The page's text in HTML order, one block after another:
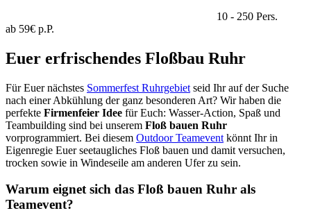
10 - 250 Pers.
ab 59€ p.P.
Euer erfrischendes Floßbau Ruhr
Für Euer nächstes Sommerfest Ruhrgebiet seid Ihr auf der Suche
nach einer Abkühlung der ganz besonderen Art? Wir haben die
perfekte Firmenfeier Idee für Euch: Wasser-Action, Spaß und
Teambuilding sind bei unserem Floß bauen Ruhr
vorprogrammiert. Bei diesem Outdoor Teamevent könnt Ihr in
Eigenregie Euer seetaugliches Floß bauen und damit versuchen,
trocken sowie in Windeseile am anderen Ufer zu sein.
Warum eignet sich das Floß bauen Ruhr als
Teamevent?